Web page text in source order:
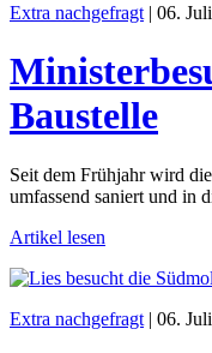
Extra nachgefragt | 06.
Baustelle
Seit dem Frühjahr wird
umfassend saniert und in
Artikel lesen
Extra nachgefragt | 06.